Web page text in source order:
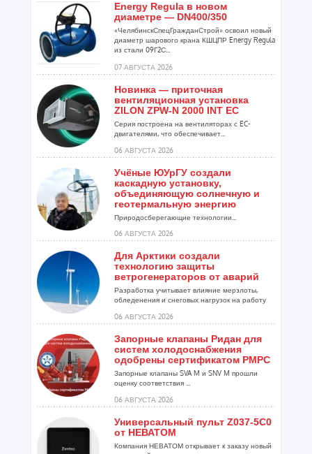
Energy Regula в новом
диаметре — DN400/350
«ЧелябинскСпецГражданСтрой» освоил новый
диаметр шарового крана КШЦПР Energy Regula
из стали 09Г2С...
07 АВГУСТА 2026
Новинка — приточная
вентиляционная установка
ZILON ZPW-N 2000 INT EC
Серия построена на вентиляторах с EC-
двигателями, что обеспечивает...
06 АВГУСТА 2026
Учёные ЮУрГУ создали
каскадную установку,
объединяющую солнечную и
геотермальную энергию
Природосберегающие технологии...
06 АВГУСТА 2026
Для Арктики создали
технологию защиты
ветрогенераторов от аварий
Разработка учитывает влияние мерзлоты,
обледенения и снеговых нагрузок на работу
06 АВГУСТА 2026
Запорные клапаны Ридан для
систем холодоснабжения
одобрены сертификатом РМРС
Запорные клапаны SVA M и SNV M прошли
оценку соответствия ...
06 АВГУСТА 2026
Универсальный пульт Z037-5C0
от НЕВАТОМ
Компания НЕВАТОМ открывает к заказу новый